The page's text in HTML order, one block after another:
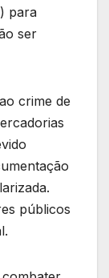
para
ser
crime de
públicos